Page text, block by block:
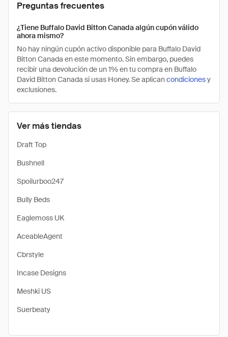
Ver más tiendas
Draft Top
Bushnell
Spoilurboo247
Bully Beds
Eaglemoss UK
AceableAgent
Cbrstyle
Incase Designs
Meshki US
Suerbeaty
Preguntas frecuentes
¿Tiene Buffalo David Bitton Canada algún cupón válido
ahora mismo?
No hay ningún cupón activo disponible para Buffalo David
Bitton Canada en este momento. Sin embargo, puedes
recibir una devolución de un 1% en tu compra en Buffalo
David Bitton Canada si usas Honey. Se aplicancondicionesy
exclusiones.